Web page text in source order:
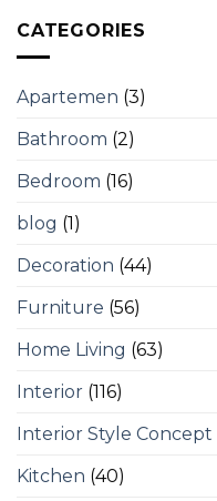
CATEGORIES
Apartemen (3)
Bathroom (2)
Bedroom (16)
blog (1)
Decoration (44)
Furniture (56)
Home Living (63)
Interior (116)
Interior Style Concept
Kitchen (40)